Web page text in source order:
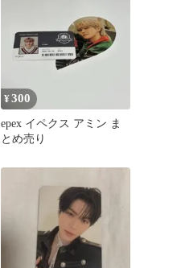
¥300
epex イペクス アミン ま
とめ売り